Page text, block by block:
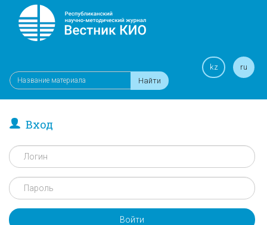
Найти
kz ru
Вход
Войти